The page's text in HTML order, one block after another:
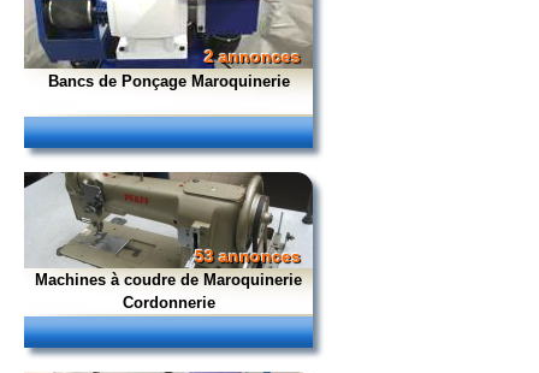
2 annonces
Bancs de Ponçage Maroquinerie
53 annonces
Machines à coudre de Maroquinerie
Cordonnerie